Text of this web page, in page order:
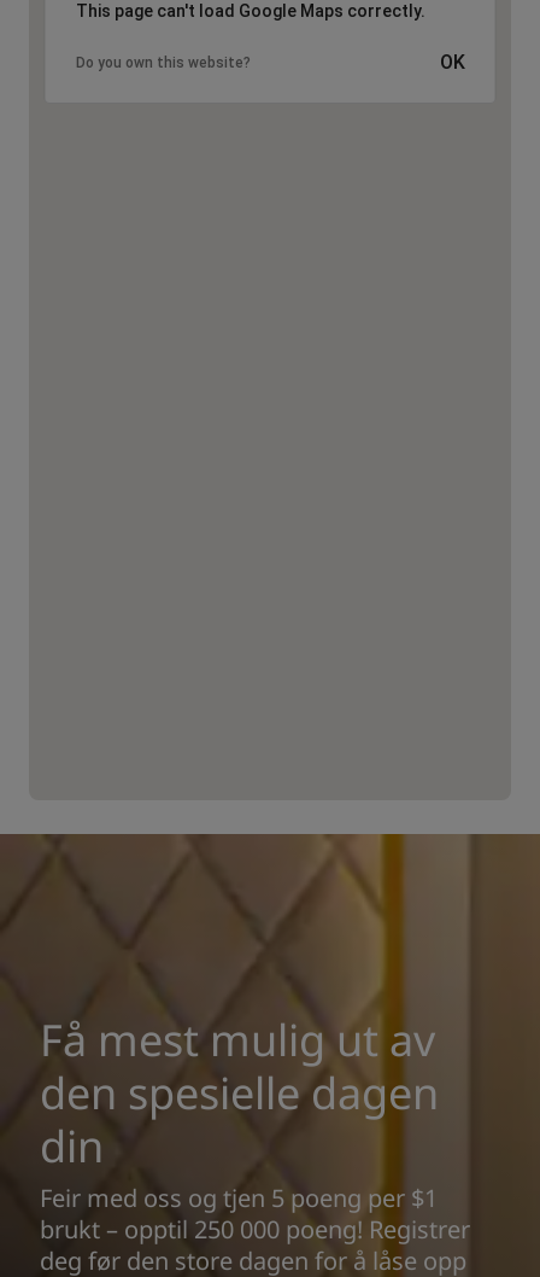
This page can't load Google Maps correctly.
Do you own this website? OK
Få mest mulig ut av
den spesielle dagen
din
Feir med oss og tjen 5 poeng per $1
brukt – opptil 250 000 poeng! Registrer
deg før den store dagen for å låse opp